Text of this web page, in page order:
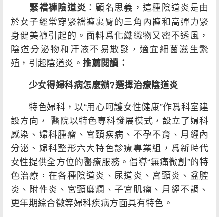
緊襠褲陰道炎 ：顧名思義，這種陰道炎是由
於女子經常穿緊襠褲裹臀的三角內褲和高彈力緊
身健美褲引起的。面料爲化纖織物又密不透風，
陰道分泌物和汗液不易散發，適宜細菌滋生繁
殖，引起陰道炎。推薦閱讀：
少女得婦科病怎麼辦?選擇治療陰道炎
特色婦科，以“用心呵護女性健康”作爲科室建
設方向， 醫院以特色專科發展模式，設立了婦科
感染、婦科腫瘤、宮頸疾病、不孕不育、月經內
分泌、婦科整形六大特色診療專業組，爲新時代
女性提供全方位的醫療服務。倡導“無痛微創”的特
色治療，在各種陰道炎、尿道炎、宮頸炎、盆腔
炎、附件炎、宮頸糜爛、子宮肌瘤、月經不調、
更年期綜合徵等婦科疾病方面具有特色。